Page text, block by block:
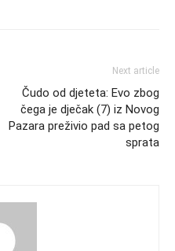
Next article
Čudo od djeteta: Evo zbog
čega je dječak (7) iz Novog
Pazara preživio pad sa petog
sprata